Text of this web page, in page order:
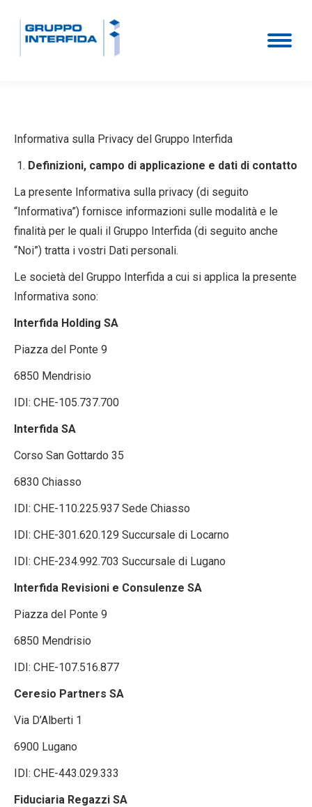
Informativa sulla Privacy del Gruppo Interfida
Definizioni, campo di applicazione e dati di contatto
La presente Informativa sulla privacy (di seguito
“Informativa”) fornisce informazioni sulle modalità e le
finalità per le quali il Gruppo Interfida (di seguito anche
“Noi”) tratta i vostri Dati personali.
Le società del Gruppo Interfida a cui si applica la presente
Informativa sono:
Interfida Holding SA
Piazza del Ponte 9
6850 Mendrisio
IDI: CHE-105.737.700
Interfida SA
Corso San Gottardo 35
6830 Chiasso
IDI: CHE-110.225.937 Sede Chiasso
IDI: CHE-301.620.129 Succursale di Locarno
IDI: CHE-234.992.703 Succursale di Lugano
Interfida Revisioni e Consulenze SA
Piazza del Ponte 9
6850 Mendrisio
IDI: CHE-107.516.877
Ceresio Partners SA
Via D’Alberti 1
6900 Lugano
IDI: CHE-443.029.333
Fiduciaria Regazzi SA